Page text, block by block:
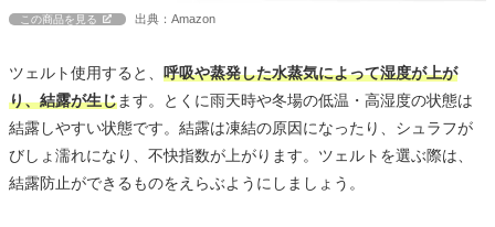
この商品を見る 出典：Amazon
ツェルト使用すると、 呼吸や蒸発した水蒸気によって湿度が上が
り、結露が生じます。とくに雨天時や冬場の低温・高湿度の状態は
結露しやすい状態です。結露は凍結の原因になったり、シュラフが
びしょ濡れになり、不快指数が上がります。ツェルトを選ぶ際は、
結露防止ができるものをえらぶようにしましょう。